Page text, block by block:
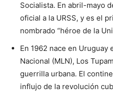
Socialista. En abril-mayo
oficial a la URSS, y es el
nombrado “héroe de la
En 1962 nace en
Nacio­nal (MLN), Los
guerrilla urbana. El
influjo de la revolución